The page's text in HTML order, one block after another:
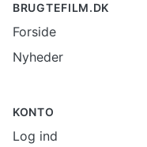
BRUGTEFILM.DK
Forside
Nyheder
KONTO
Log ind